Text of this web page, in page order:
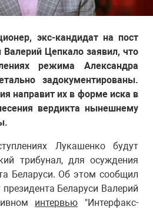
экс-кандидат на пост
Валерий Цепкало заявил, что
режима Александра
задокументированы.
направит их в форме иска в
вердикта нынешнему
Лукашенко будут
трибунал, для осуждения
Беларуси. Об этом сообщил
Беларуси Валерий
интервью "Интерфакс-